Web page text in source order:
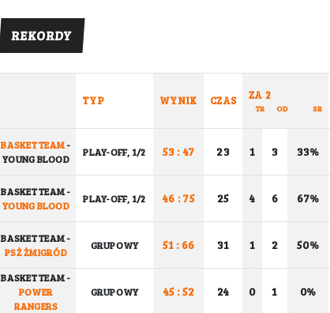
REKORDY
TYP WYNIK CZAS ZA 2
TR OD SR
BASKET TEAM-
YOUNG BLOOD
PLAY-OFF, 1/2 53 : 47 23 1 3 33%
BASKET TEAM-
YOUNG BLOOD
PLAY-OFF, 1/2 46 : 75 25 4 6 67%
BASKET TEAM-
PSŻ ŻMIGRÓD
GRUPOWY 51 : 66 31 1 2 50%
BASKET TEAM-
POWER
RANGERS
GRUPOWY 45 : 52 24 0 1 0%